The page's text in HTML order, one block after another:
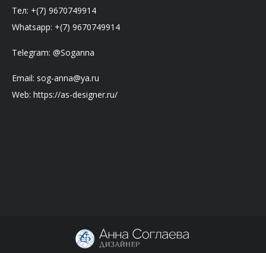
Тел: +(7) 9670749914
Whatsapp: +(7) 9670749914
Telegram: @Soganna
Email: sog-anna@ya.ru
Web: https://as-designer.ru/